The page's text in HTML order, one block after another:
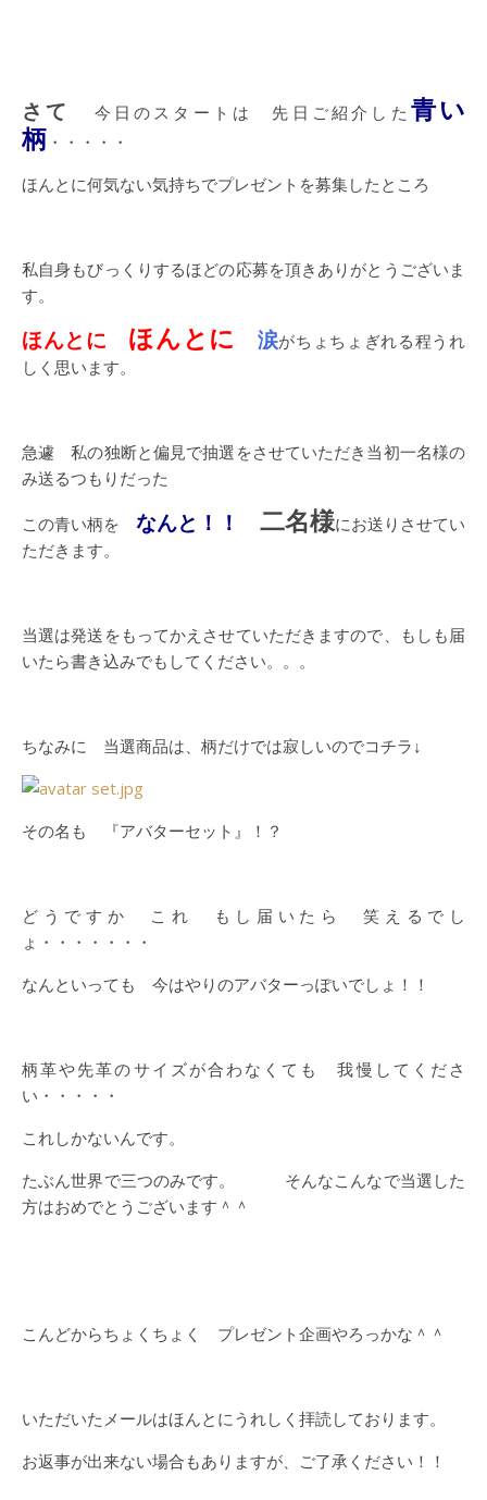
さて 今日のスタートは 先日ご紹介した 青い
柄 ・・・・・
ほんとに何気ない気持ちでプレゼントを募集したところ
私自身もびっくりするほどの応募を頂きありがとうございま
す。
ほんとに ほんとに 涙がちょちょぎれる程うれ
しく思います。
急遽 私の独断と偏見で抽選をさせていただき当初一名様の
み送るつもりだった
この青い柄を なんと！！ 二名様にお送りさせてい
ただきます。
当選は発送をもってかえさせていただきますので、もしも届
いたら書き込みでもしてください。。。
ちなみに 当選商品は、柄だけでは寂しいのでコチラ↓
その名も 『アバターセット』！？
どうですか これ もし届いたら 笑えるでし
ょ・・・・・・・
なんといっても 今はやりのアバターっぽいでしょ！！
柄革や先革のサイズが合わなくても 我慢してくださ
い・・・・・
これしかないんです。
たぶん世界で三つのみです。 そんなこんなで当選した
方はおめでとうございます＾＾
こんどからちょくちょく プレゼント企画やろっかな＾＾
いただいたメールはほんとにうれしく拝読しております。
お返事が出来ない場合もありますが、ご了承ください！！